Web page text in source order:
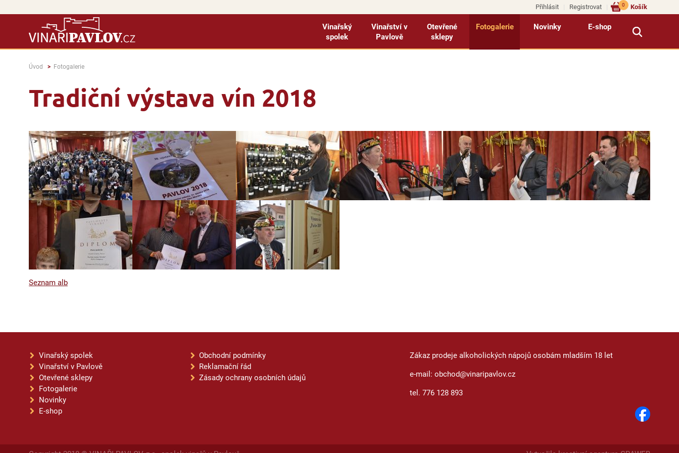
Přihlásit Registrovat Košík
0
Vinařský
spolek
Vinařství v
Pavlově
Otevřené
sklepy
Fotogalerie Novinky E-shop
Úvod Fotogalerie
Tradiční výstava vín 2018
Seznam alb
Vinařský spolek
Vinařství v Pavlově
Otevřené sklepy
Fotogalerie
Novinky
E-shop
Obchodní podmínky
Reklamační řád
Zásady ochrany osobních údajů
Zákaz prodeje alkoholických nápojů osobám mladším 18 let
e-mail: obchod@vinaripavlov.cz
tel. 776 128 893